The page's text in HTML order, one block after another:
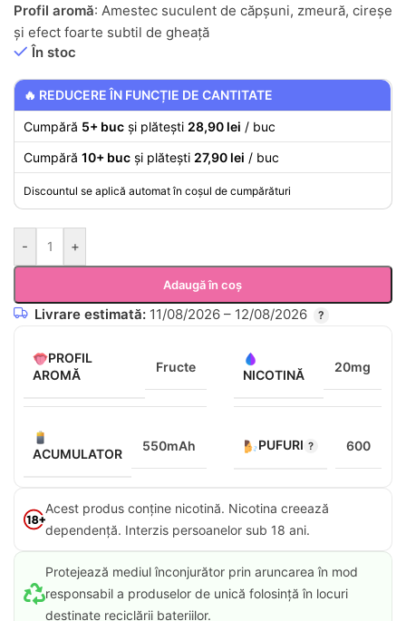
Profil aromă: Amestec suculent de căpșuni, zmeură, cireșe
și efect foarte subtil de gheață
În stoc
🔥 REDUCERE ÎN FUNCȚIE DE CANTITATE
Cumpără 5+ buc și plătești 28,90 lei / buc
Cumpără 10+ buc și plătești 27,90 lei / buc
Discountul se aplică automat în coșul de cumpărături
- +
Adaugă în coș
Livrare estimată: 11/08/2026 – 12/08/2026
PROFIL
AROMĂ
Fructe
NICOTINĂ
20mg
ACUMULATOR
550mAh PUFURI 600
Acest produs conține nicotină. Nicotina creează
dependență. Interzis persoanelor sub 18 ani.​
Protejează mediul înconjurător prin aruncarea în mod
responsabil a produselor de unică folosință în locuri
destinate reciclării bateriilor.